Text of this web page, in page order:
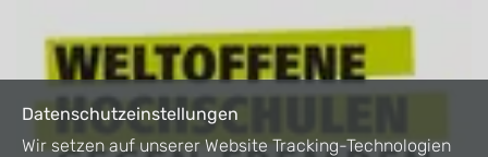
Datenschutzeinstellungen
Wir setzen auf unserer Website Tracking-Technologien